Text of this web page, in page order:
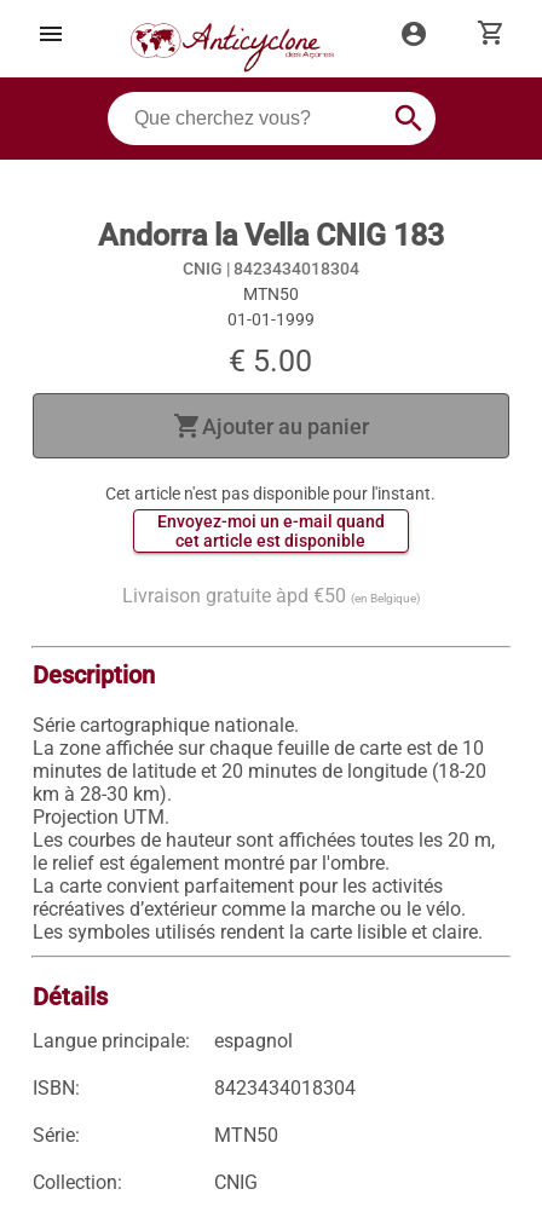
menu account_circle shopping_cart
search
Andorra la Vella CNIG 183
CNIG |8423434018304
MTN50
01-01-1999
€ 5.00
shopping_cartAjouter au panier
Cet article n'est pas disponible pour l'instant.
Envoyez-moi un e-mail quand
Livraison gratuite àpd €50 (en Belgique)
Description
Série cartographique nationale.
La zone affichée sur chaque feuille de carte est de 10
minutes de latitude et 20 minutes de longitude (18-20
km à 28-30 km).
Projection UTM.
Les courbes de hauteur sont affichées toutes les 20 m,
le relief est également montré par l'ombre.
La carte convient parfaitement pour les activités
récréatives d’extérieur comme la marche ou le vélo.
Détails
Langue principale: espagnol
ISBN: 8423434018304
Série: MTN50
Collection: CNIG